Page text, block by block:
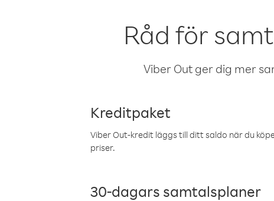
Råd för
Viber Out ger dig mer
Kreditpaket
Viber Out-kredit läggs till ditt saldo när du
priser.
30-dagars samtalsplaner